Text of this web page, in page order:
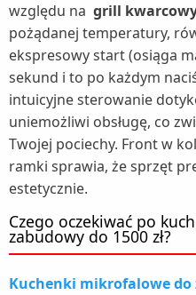
względu na grill
pożądanej temperatury,
ekspresowy start (osiąga
sekund i to po każdym
intuicyjne sterowanie
uniemożliwi obsługę, co
Twojej pociechy. Front w
ramki sprawia, że sprzęt
estetycznie.
Czego oczekiwać po
zabudowy do 1500 zł?
Kuchenki mikrofalowe do